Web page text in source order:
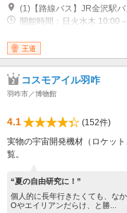
開館時間：日火水木 10:00
月曜が休日の場合はその翌
王道
コスモアイル羽咋
羽咋市／博物館
4.1
(152件)
実物の宇宙開発機材（ロケッ
覧。
“夏の自由研究に！”
個人的に長年行きたくても、な
Oやエイリアンだらけ、と勝...